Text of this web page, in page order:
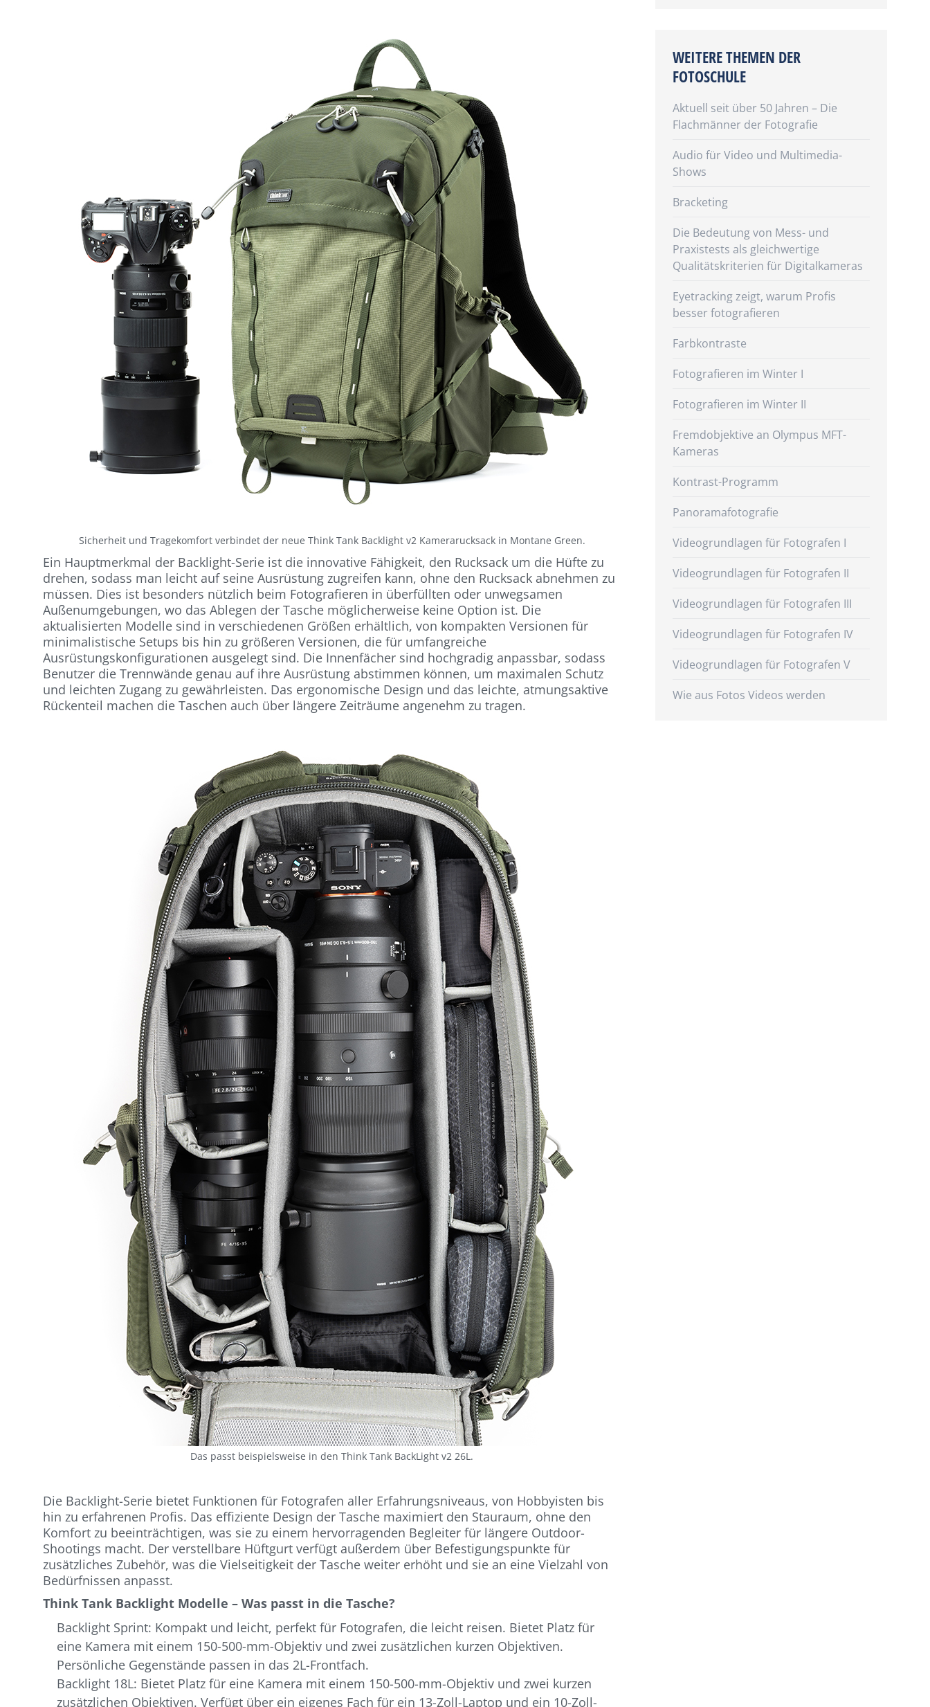
Sicherheit und Tragekomfort verbindet der neue Think Tank Backlight v2 Kamerarucksack in Montane Green.
Ein Hauptmerkmal der Backlight-Serie ist die innovative Fähigkeit, den Rucksack um die Hüfte zu
drehen, sodass man leicht auf seine Ausrüstung zugreifen kann, ohne den Rucksack abnehmen zu
müssen. Dies ist besonders nützlich beim Fotografieren in überfüllten oder unwegsamen
Außenumgebungen, wo das Ablegen der Tasche möglicherweise keine Option ist. Die
aktualisierten Modelle sind in verschiedenen Größen erhältlich, von kompakten Versionen für
minimalistische Setups bis hin zu größeren Versionen, die für umfangreiche
Ausrüstungskonfigurationen ausgelegt sind. Die Innenfächer sind hochgradig anpassbar, sodass
Benutzer die Trennwände genau auf ihre Ausrüstung abstimmen können, um maximalen Schutz
und leichten Zugang zu gewährleisten. Das ergonomische Design und das leichte, atmungsaktive
Rückenteil machen die Taschen auch über längere Zeiträume angenehm zu tragen.
Das passt beispielsweise in den Think Tank BackLight v2 26L.
Die Backlight-Serie bietet Funktionen für Fotografen aller Erfahrungsniveaus, von Hobbyisten bis
hin zu erfahrenen Profis. Das effiziente Design der Tasche maximiert den Stauraum, ohne den
Komfort zu beeinträchtigen, was sie zu einem hervorragenden Begleiter für längere Outdoor-
Shootings macht. Der verstellbare Hüftgurt verfügt außerdem über Befestigungspunkte für
zusätzliches Zubehör, was die Vielseitigkeit der Tasche weiter erhöht und sie an eine Vielzahl von
Bedürfnissen anpasst.
Think Tank Backlight Modelle – Was passt in die Tasche?
Backlight Sprint: Kompakt und leicht, perfekt für Fotografen, die leicht reisen. Bietet Platz für
eine Kamera mit einem 150-500-mm-Objektiv und zwei zusätzlichen kurzen Objektiven.
Persönliche Gegenstände passen in das 2L-Frontfach.
Backlight 18L: Bietet Platz für eine Kamera mit einem 150-500-mm-Objektiv und zwei kurzen
zusätzlichen Objektiven. Verfügt über ein eigenes Fach für ein 13-Zoll-Laptop und ein 10-Zoll-
WEITERE THEMEN DER
FOTOSCHULE
Aktuell seit über 50 Jahren – Die
Flachmänner der Fotografie
Audio für Video und Multimedia-
Shows
Bracketing
Die Bedeutung von Mess- und
Praxistests als gleichwertige
Qualitätskriterien für Digitalkameras
Eyetracking zeigt, warum Profis
besser fotografieren
Farbkontraste
Fotografieren im Winter I
Fotografieren im Winter II
Fremdobjektive an Olympus MFT-
Kameras
Kontrast-Programm
Panoramafotografie
Videogrundlagen für Fotografen I
Videogrundlagen für Fotografen II
Videogrundlagen für Fotografen III
Videogrundlagen für Fotografen IV
Videogrundlagen für Fotografen V
Wie aus Fotos Videos werden